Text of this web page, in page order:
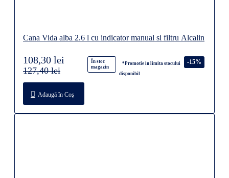
Cana Vida alba 2.6 l cu indicator manual si filtru Alcalin
În stoc
magazin
*Promotie in limita stocului
disponibil
-15%
108,30 lei
127,40 lei
Adaugă în Coş